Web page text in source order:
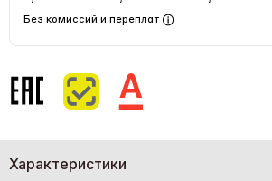
Без комиссий и переплат
Характеристики